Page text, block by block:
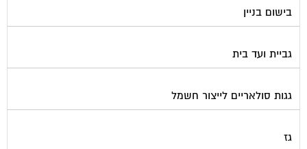
בישום בניין
גביית ועד בית
גגות סולאריים לייצור חשמל
גז